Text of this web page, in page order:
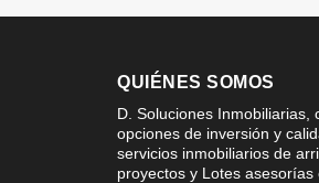
QUIÉNES SOMOS
D. Soluciones Inmobiliarias,
opciones de inversión y
servicios inmobiliarios de
proyectos y Lotes asesorías